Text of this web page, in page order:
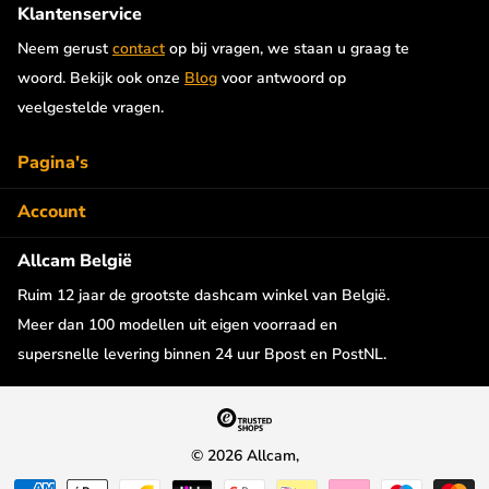
Klantenservice
Neem gerust contact op bij vragen, we staan u graag te
woord. Bekijk ook onze Blog voor antwoord op
veelgestelde vragen.
Pagina's
Account
Allcam België
Ruim 12 jaar de grootste dashcam winkel van België.
Meer dan 100 modellen uit eigen voorraad en
supersnelle levering binnen 24 uur Bpost en PostNL.
© 2026Allcam,